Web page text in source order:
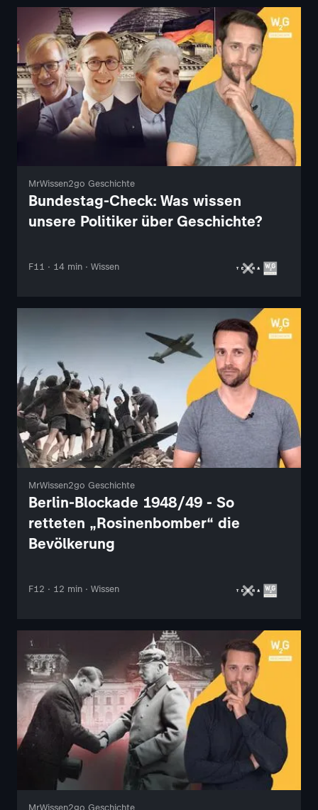
MrWissen2go Geschichte
Bundestag-Check: Was wissen
unsere Politiker über Geschichte?
F11 · 14 min · Wissen
MrWissen2go Geschichte
Berlin-Blockade 1948/49 - So
retteten „Rosinenbomber“ die
Bevölkerung
F12 · 12 min · Wissen
MrWissen2go Geschichte